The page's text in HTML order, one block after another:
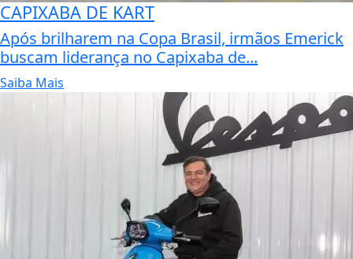
CAPIXABA DE KART
Após brilharem na Copa Brasil, irmãos Emerick
buscam liderança no Capixaba de...
Saiba Mais